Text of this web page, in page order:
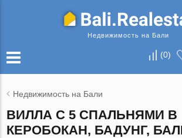
Недвижимость на Бали
(0)
Недвижимость на Бали
ВИЛЛА С 5 СПАЛЬНЯМИ В
КЕРОБОКАН, БАДУНГ,